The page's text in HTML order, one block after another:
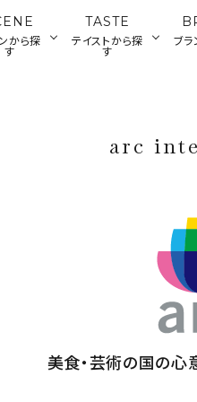
から探
す
TASTE
テイストから探
す
ウェア
ブラ
arc
美食・芸術の国の心